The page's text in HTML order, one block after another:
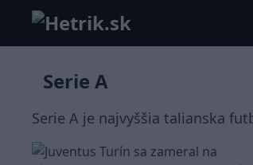
Serie A
Serie A je najvyššia talianska